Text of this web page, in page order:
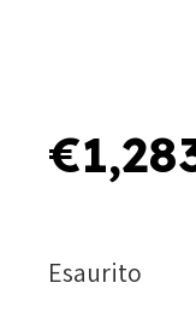
€
Esaurito